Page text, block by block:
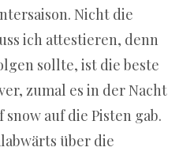
Nicht die
ich attestieren, denn
sollte, ist die beste
zumal es in der Nacht
auf die Pisten gab.
über die